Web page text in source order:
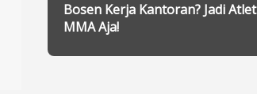
Bosen Kerja Kantoran? Jadi Atlet
MMA Aja!